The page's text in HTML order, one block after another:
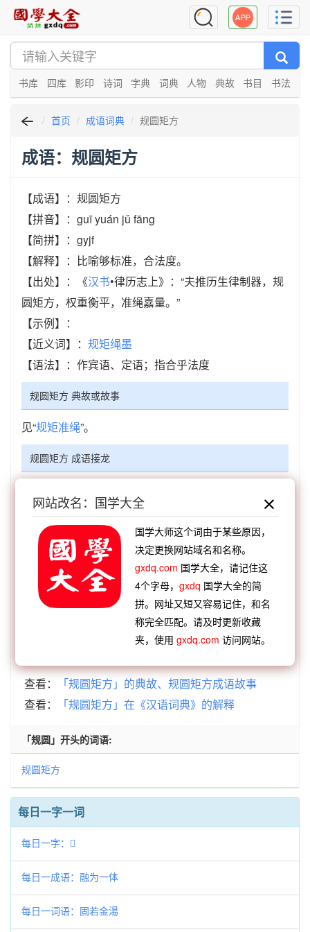
书库 四库 影印 诗词 字典 词典 人物 典故 书目 书法
首页 成语词典 规圆矩方
成语：规圆矩方
【成语】：规圆矩方
【拼音】：guī yuán jǔ fāng
【简拼】：gyjf
【解释】：比喻够标准，合法度。
【出处】：《汉书•律历志上》：“夫推历生律制器，规
圆矩方，权重衡平，准绳嘉量。”
【示例】：
【近义词】： 规矩绳墨
【语法】：作宾语、定语；指合乎法度
规圆矩方 典故或故事
见“规矩准绳”。
规圆矩方 成语接龙
方枘圆凿 方凿圆枘
【顺接】：
雍容大方 耳听八方 贻笑大方
遗哂大
囊有仙方 凫鹤从方 餬口四方
举止大方
【逆接】：
潜神嘿规 墨守陈规 因袭陈规
月衔半
一定之规 固守成规 墨守成规
打破常规
规磨之说 规圜矩方
规天矩
规矩准绳 规重矩迭 规重矩叠
查看：
「规圆矩方」的典故、规圆矩方成语故事
查看：
「规圆矩方」在《汉语词典》的解释
「规圆」开头的词语:
规圆矩方
每日一字一词
每日一字：𤊗
每日一成语：融为一体
每日一词语：固若金湯
网站改名：国学大全
国学大师这个词由于某些原因，
决定更换网站域名和名称。
gxdq.com 国学大全，请记住这
4个字母，gxdq 国学大全的简
拼。网址又短又容易记住，和名
称完全匹配。请及时更新收藏
夹，使用gxdq.com 访问网站。